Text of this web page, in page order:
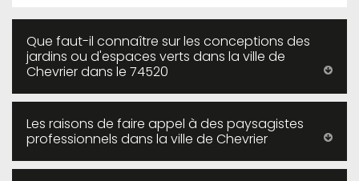
Que faut-il connaître sur les conceptions des
jardins ou d'espaces verts dans la ville de
Chevrier dans le 74520
Les raisons de faire appel à des paysagistes
professionnels dans la ville de Chevrier